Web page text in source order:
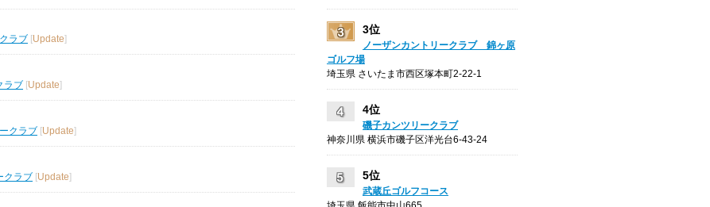
ラブ [Update]
ラブ [Update]
クラブ [Update]
クラブ [Update]
3位
ノーザンカントリークラブ 錦ヶ原
ゴルフ場
埼玉県 さいたま市西区塚本町2-22-1
4位
磯子カンツリークラブ
神奈川県 横浜市磯子区洋光台6-43-24
5位
武蔵丘ゴルフコース